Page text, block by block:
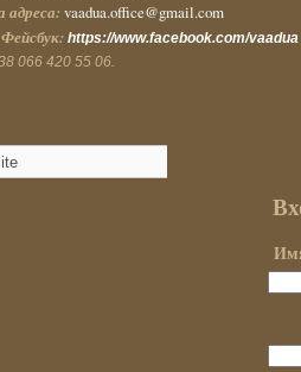
адреса: vaadua.office@gmail.com
https://www.facebook.com/vaadua
066 420 55 06.